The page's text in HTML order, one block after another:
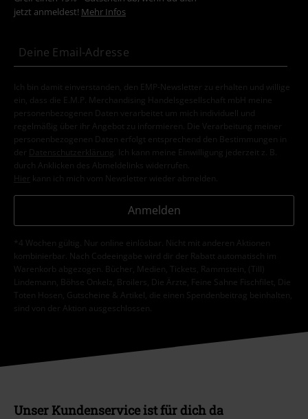
jetzt anmeldest! Mehr Infos
Ich bin damit einverstanden, den EMP-Newsletter zu erhalten und willige
ein, dass die E.M.P. Merchandising Handelsgesellschaft mbH meine
personenbezogenen Daten verarbeitet um mich individuell und
regelmäßig über ihr Angebot zu informieren. Die Verarbeitung meiner
personenbezogenen Daten erfolgt entsprechend den Bestimmungen in
der
Datenschutzerklärung
. Ich kann meine Einwilligung jederzeit z. B.
durch Anklicken des Abmeldelinks widerrufen.
Hier kann ich mich vom Newsletter wieder abmelden.
Anmelden
*4 Wochen gültig. Nur online einlösbar. Nicht mit anderen Aktionen
kombinierbar. Nach Codeeingabe wird dir der Rabatt automatisch im
Warenkorb abgezogen. Bücher, Medien, Tickets, Rammstein, (Till)
Lindemann, Böhse Onkelz, Broilers, Die Ärzte, Feine Sahne Fischfilet, Die
Toten Hosen, Gutscheine & Artikel, die einen Spendenbeitrag beinhalten,
sind von der Aktion ausgeschlossen.
Unser Kundenservice ist für dich da